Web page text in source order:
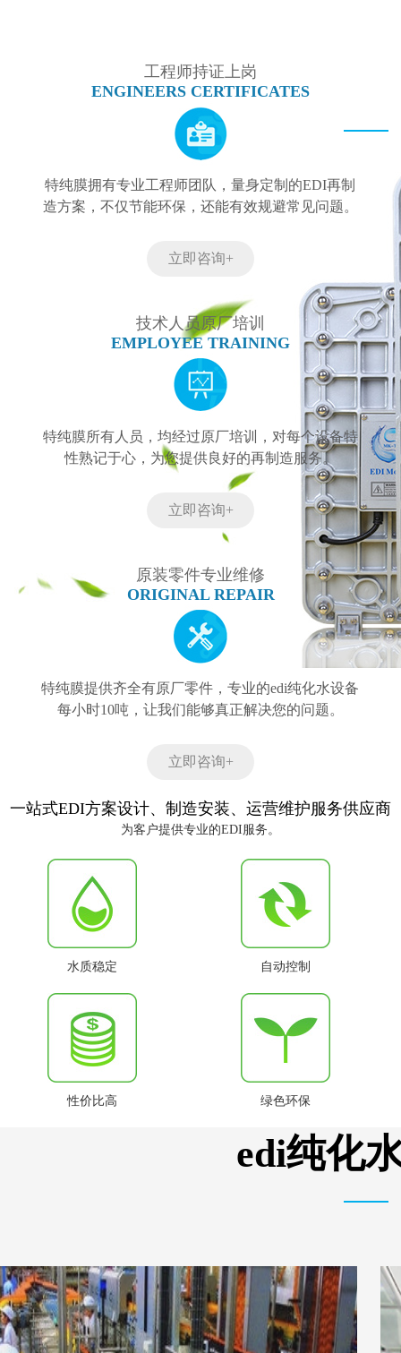
工程师持证上岗
ENGINEERS CERTIFICATES
特纯膜拥有专业工程师团队，量身定制的EDI再制
造方案，不仅节能环保，还能有效规避常见问题。
立即咨询+
技术人员原厂培训
EMPLOYEE TRAINING
特纯膜所有人员，均经过原厂培训，对每个设备特
性熟记于心，为您提供良好的再制造服务。
立即咨询+
原装零件专业维修
ORIGINAL REPAIR
特纯膜提供齐全有原厂零件，专业的edi纯化水设备
每小时10吨，让我们能够真正解决您的问题。
立即咨询+
一站式EDI方案设计、制造安装、运营维护服务供应商
为客户提供专业的EDI服务。
水质稳定 自动控制
性价比高 绿色环保
edi纯化